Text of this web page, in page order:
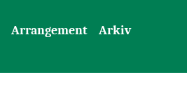
Arrangement Arkiv